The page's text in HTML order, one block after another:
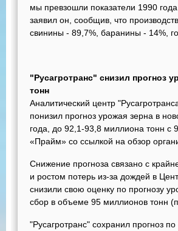
мы превзошли показатели 1990
заявил он, сообщив, что
свинины - 89,7%, баранины - 14%,
"Русагротранс" снизил прогноз
тонн
Аналитический центр
понизил прогноз урожая зерна в
года, до 92,1-93,8 миллиона тонн
«Прайм» со ссылкой на обзор
Снижение прогноза связано с
и ростом потерь из-за дождей в
снизили свою оценку по прогнозу
сбор в объеме 95 миллионов тонн
"Русагротранс" сохранил прогноз